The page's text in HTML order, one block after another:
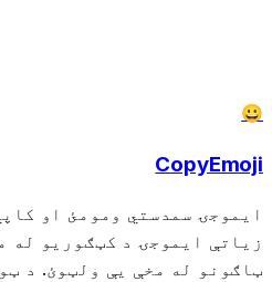
😀
CopyEmoji
زیاتې ایموجۍ د کټګوریو له
ټاګونو له مخې یې ولټوئ. د